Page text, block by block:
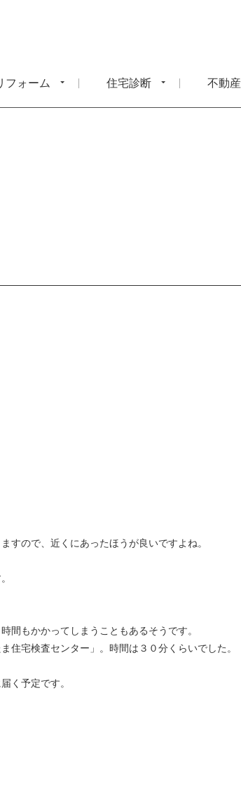
フォーム 住宅診断 不動産
すので、近くにあったほうが良いですよね。
間もかかってしまうこともあるそうです。
住宅検査センター」。時間は３０分くらいでした。
く予定です。